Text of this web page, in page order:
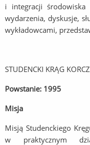
i integracji środowiska
wydarzenia, dyskusje,
wykładowcami,
STUDENCKI KRĄG
Powstanie: 1995
Misja
Misją Studenckiego
w praktycznym